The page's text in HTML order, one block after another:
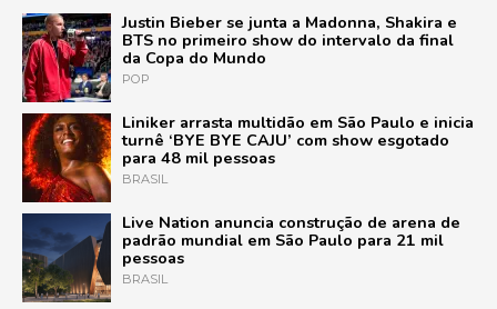
Justin Bieber se junta a Madonna, Shakira e
BTS no primeiro show do intervalo da final
da Copa do Mundo
POP
Liniker arrasta multidão em São Paulo e inicia
turnê ‘BYE BYE CAJU’ com show esgotado
para 48 mil pessoas
BRASIL
Live Nation anuncia construção de arena de
padrão mundial em São Paulo para 21 mil
pessoas
BRASIL